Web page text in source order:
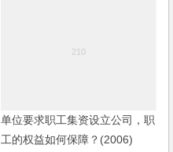
单位要求职工集资设立公司，职
工的权益如何保障？(2006)